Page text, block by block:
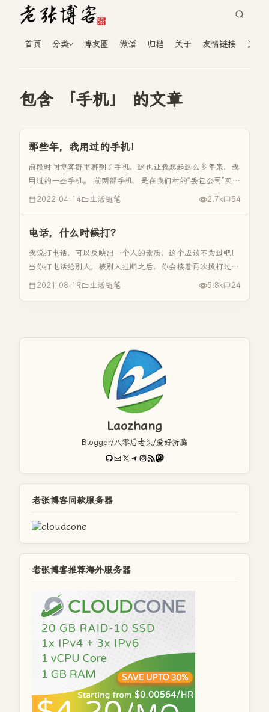
首页 分类 博友圈 微语 归档 关于 友情链接 读者
包含 「手机」 的文章
那些年，我用过的手机！
前段时间博客群里聊到了手机，这也让我想起这么多年来，我
用过的一些手机。 前两部手机，是在我们村的“丢包公司”买
的。插个题外话，我们村虽然是穷乡僻壤，但是在二十多年前
2022-04-14 生活随笔 2.7k 54
电话，什么时候打？
我说打电话，可以反映出一个人的素质，这个应该不为过吧！
当你打电话给别人，被别人挂断之后，你会接着再次拨打过去
嘛？按常理来说，当别人挂断你电话的时候，无非就是不方便
2021-08-19 生活随笔 5.8k 24
Laozhang
Blogger/八零后老头/爱好折腾
GitHub
电子邮件X Telegram
Instagram
RSS FeedMastodon
老张博客同款服务器
老张博客推荐海外服务器